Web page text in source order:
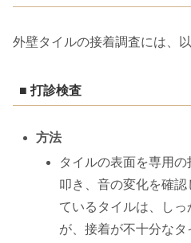
外壁タイルの接着調査には、
■ 打診検査
方法
タイルの表面を専用の
叩き、音の変化を確
ているタイルは、し
が、接着が不十分な